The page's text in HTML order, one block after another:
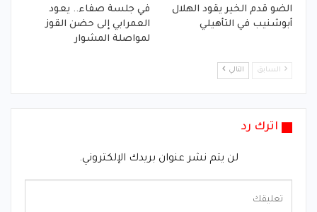
الضو قدم الخير يقود الهلال
أبوشنيب في التأهيلي
في جلسة صفاء.. يعود
العمرابي إلى حضن القوز
لمواصلة المشوار
السابق التالي
اترك رد
لن يتم نشر عنوان بريدك الإلكتروني.